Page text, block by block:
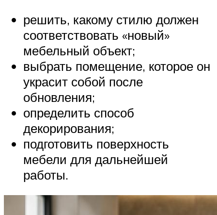
решить, какому стилю должен
соответствовать «новый»
мебельный объект;
выбрать помещение, которое он
украсит собой после
обновления;
определить способ
декорирования;
подготовить поверхность
мебели для дальнейшей
работы.